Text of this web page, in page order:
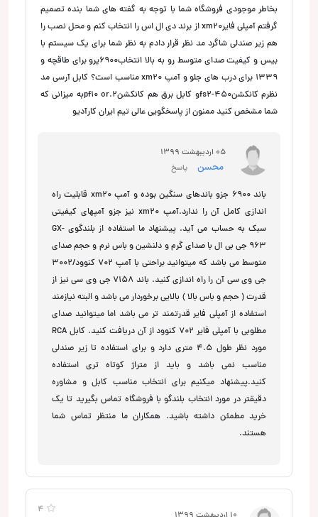
بخاطر موجودی فروشگاه شما با توجه به گفته های شما بنده تصمیم
گرفتم آمپلی فایرxm20 از برند دی ال اس را انتخاب کنم و محل نصب را
هم زیر صندلی شاگرد مد نظر قرار دادم به نظر شما برای یک سیستم با
بیس و کیفیت صدای متوسط رو به بالا انتخاب۶۹۰۰پرو برای طاقچه و
۱۳۳۹ برای درب های جلو و آمپ xm20 مناسب است؟ کابل آرسی مد
نظرم کانکشنfs2-450و کابل برق هم کانکشنpf10 or.2به میزانی که
شما مشخص کنید ممنون از پاسخگویی عالی تیم ایران کارآدیو
05 اردیبهشت 1399
محسن پاسخ
باند 6900 جزو باندهای سنگین بوده و آمپ xm20 قابلیت راه
اندازی کامل آن را ندارد.آمپ xm20 نیز جزو آمپهای کیفیتی
سبک به حساب می آید. پیشنهاد ما استفاده از بلندگوی GX-
963 جی بی ال با صدای گرم و دلنشین و باس نرم و حجم صدای
متوسط می باشد که میتوانید براحتی با آمپ 702 کنوود/3002
جی وی سی آن را راه اندازی کنید. باند 7158 جی وی سی نیز از
قدرت ( حجم و باس بالا ) بالایی برخوردار می باشد و البته نیازمند
استفاده از آمپلی فایر قدرتمند تر می باشد اما میتوانید صدای
مطلوبی با آمپلی فایر 702 کنوود از آن دریافت کنید. کابل RCA
مورد نظر طول 4.5 متری دارد و برای استفاده تا زیر صندلی
مناسب نمی باشد و باید از متراژ کوتاه تری استفاده
کنید.پیشنهاد میکنیم برای انتخاب مناسب کابل و مشاوره
دقیقتر در مورد انتخاب بلندگو با فروشگاه تماس بگیرید تا یک
خرید مطمئن داشته باشید. همکاران ما منتظر تماس شما
هستند.
4